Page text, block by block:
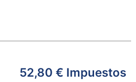
52,80 € Impuestos